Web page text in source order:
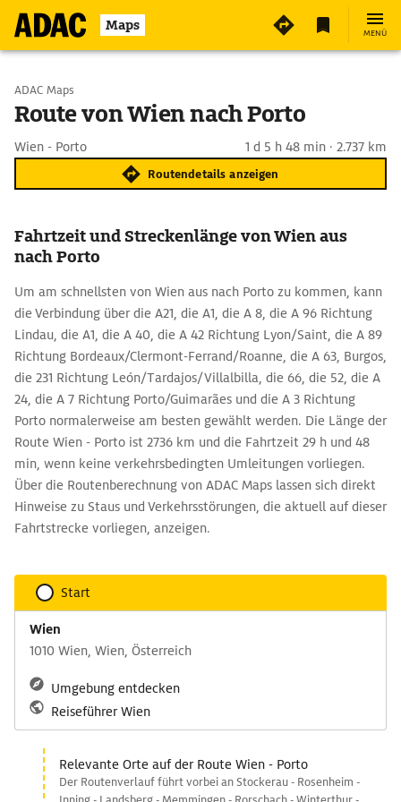
Maps MENÜ
Start wählen
ADAC Maps
Route von Wien nach Porto
Wien - Porto 1 d 5 h 48 min · 2.737 km
Routendetails anzeigen
Fahrtzeit und Streckenlänge von Wien aus
nach Porto
Um am schnellsten von Wien aus nach Porto zu kommen, kann
die Verbindung über die A21, die A1, die A 8, die A 96 Richtung
Lindau, die A1, die A 40, die A 42 Richtung Lyon/Saint, die A 89
Richtung Bordeaux/Clermont-Ferrand/Roanne, die A 63, Burgos,
die 231 Richtung León/Tardajos/Villalbilla, die 66, die 52, die A
24, die A 7 Richtung Porto/Guimarães und die A 3 Richtung
Porto normalerweise am besten gewählt werden. Die Länge der
Route Wien - Porto ist 2736 km und die Fahrtzeit 29 h und 48
min, wenn keine verkehrsbedingten Umleitungen vorliegen.
Über die Routenberechnung von ADAC Maps lassen sich direkt
Hinweise zu Staus und Verkehrsstörungen, die aktuell auf dieser
Fahrtstrecke vorliegen, anzeigen.
Start
Wien
1010 Wien, Wien, Österreich
Umgebung entdecken
Reiseführer Wien
Relevante Orte auf der Route Wien - Porto
Der Routenverlauf führt vorbei an Stockerau - Rosenheim -